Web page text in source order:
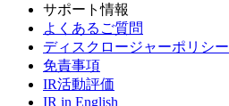
サポート情報
よくあるご質問
ディスクロージャーポリシー
免責事項
IR活動評価
IR in English